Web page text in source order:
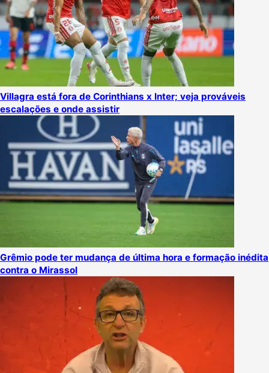
Villagra está fora de Corinthians x Inter; veja prováveis
escalações e onde assistir
Grêmio pode ter mudança de última hora e formação inédita
contra o Mirassol